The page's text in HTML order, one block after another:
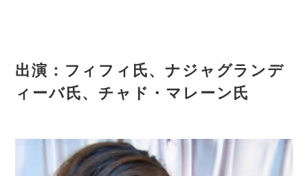
出演：フィフィ氏、ナジャグランデ
ィーバ氏、チャド・マレーン氏